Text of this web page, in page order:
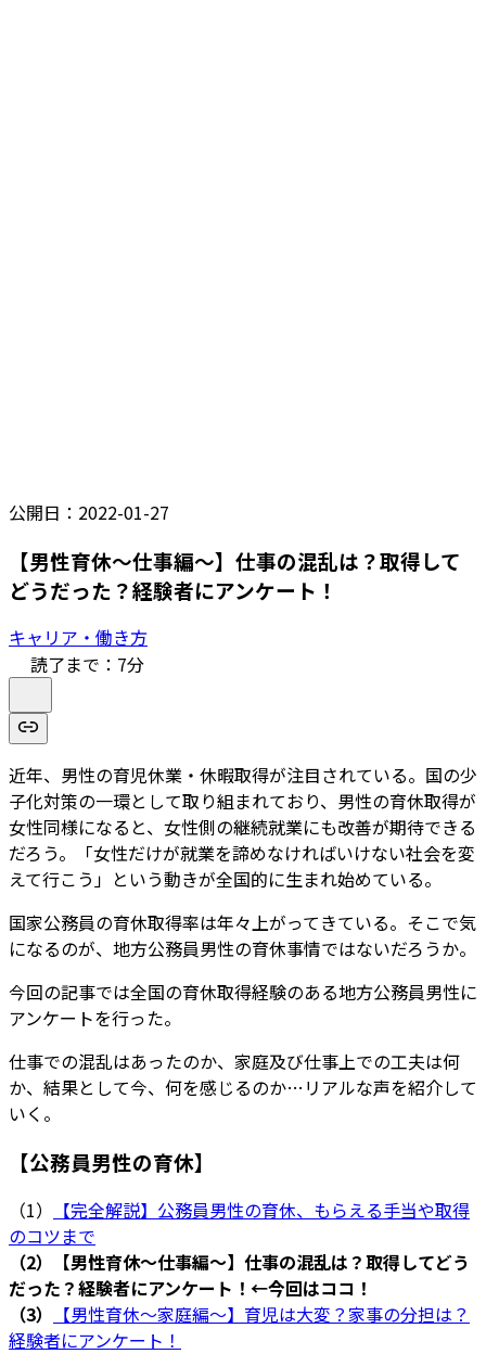
公開日： 2022-01-27
【男性育休～仕事編～】仕事の混乱は？取得して
どうだった？経験者にアンケート！
キャリア・働き方
読了まで： 7分
近年、男性の育児休業・休暇取得が注目されている。国の少
子化対策の一環として取り組まれており、男性の育休取得が
女性同様になると、女性側の継続就業にも改善が期待できる
だろう。「女性だけが就業を諦めなければいけない社会を変
えて行こう」という動きが全国的に生まれ始めている。
国家公務員の育休取得率は年々上がってきている。そこで気
になるのが、地方公務員男性の育休事情ではないだろうか。
今回の記事では全国の育休取得経験のある地方公務員男性に
アンケートを行った。
仕事での混乱はあったのか、家庭及び仕事上での工夫は何
か、結果として今、何を感じるのか…リアルな声を紹介して
いく。
【公務員男性の育休】
（1）
【完全解説】公務員男性の育休、もらえる手当や取得
のコツまで
（2）【男性育休～仕事編～】仕事の混乱は？取得してどう
だった？経験者にアンケート！←今回はココ！
（3）
【男性育休～家庭編～】育児は大変？家事の分担は？
経験者にアンケート！